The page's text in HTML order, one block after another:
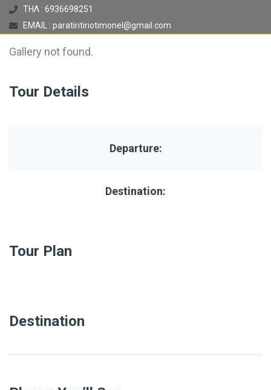
ΤΗΛ : 6936698251
EMAIL : paratiritiriotimonel@gmail.com
Gallery not found.
Tour Details
Departure:
Destination:
Tour Plan
Destination